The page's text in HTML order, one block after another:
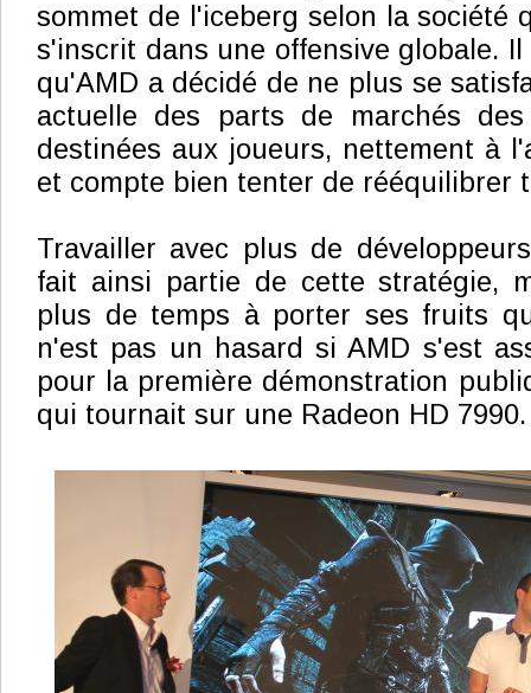
sommet de l'iceberg selon la société
s'inscrit dans une offensive globale.
qu'AMD a décidé de ne plus se
actuelle des parts de marchés
destinées aux joueurs, nettement à
et compte bien tenter de rééquilibrer
Travailler avec plus de
fait ainsi partie de cette stratégie,
plus de temps à porter ses fruits
n'est pas un hasard si AMD s'est
pour la première démonstration
qui tournait sur une Radeon HD 7990.